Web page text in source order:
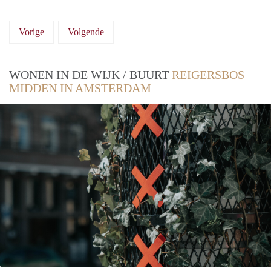
Vorige Volgende
WONEN IN DE WIJK / BUURT REIGERSBOS
MIDDEN IN AMSTERDAM